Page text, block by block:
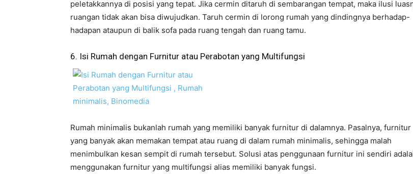
peletakkannya di posisi yang tepat. Jika cermin ditaruh di sembarangan tempat, maka ilusi
ruangan tidak akan bisa diwujudkan. Taruh cermin di lorong rumah yang dindingnya berhadap-
hadapan ataupun di balik sofa pada ruang tengah dan ruang tamu.
6. Isi Rumah dengan Furnitur atau Perabotan yang Multifungsi
Rumah minimalis bukanlah rumah yang memiliki banyak furnitur di dalamnya. Pasalnya, furnitur
yang banyak akan memakan tempat atau ruang di dalam rumah minimalis, sehingga malah
menimbulkan kesan sempit di rumah tersebut. Solusi atas penggunaan furnitur ini sendiri
menggunakan furnitur yang multifungsi alias memiliki banyak fungsi.